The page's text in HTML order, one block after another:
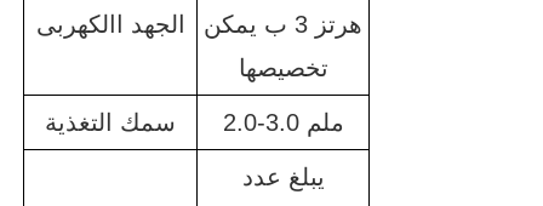
الجهد االكهربى
هرتز 3 ب يمكن
تخصيصها
سمك التغذية 2.0-3.0 ملم
يبلغ عدد